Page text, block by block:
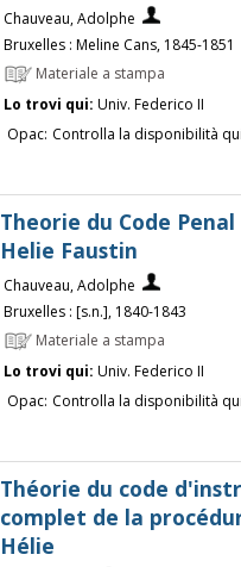
Chauveau, Adolphe
Bruxelles : Meline Cans, 1845-1851
Materiale a stampa
Lo trovi qui: Univ. Federico II
Opac: Controlla la disponibilità
Theorie du Code
Helie Faustin
Chauveau, Adolphe
Bruxelles : [s.n.], 1840-1843
Materiale a stampa
Lo trovi qui: Univ. Federico II
Opac: Controlla la disponibilità
Théorie du code
complet de la
Hélie